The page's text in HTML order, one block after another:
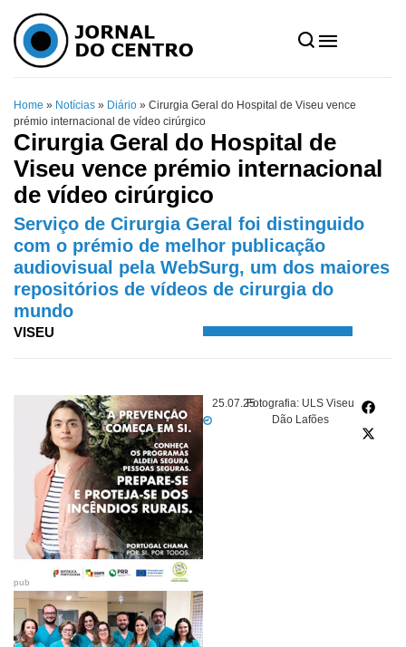
Home » Notícias » Diário » Cirurgia Geral do Hospital de Viseu vence
prémio internacional de vídeo cirúrgico
Cirurgia Geral do Hospital de
Viseu vence prémio internacional
de vídeo cirúrgico
Serviço de Cirurgia Geral foi distinguido
com o prémio de melhor publicação
audiovisual pela WebSurg, um dos maiores
repositórios de vídeos de cirurgia do
mundo
VISEU
25.07.25Fotografia: ULS Viseu
Dão Lafões
pub